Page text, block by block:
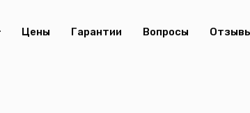
Цены Гарантии Вопросы